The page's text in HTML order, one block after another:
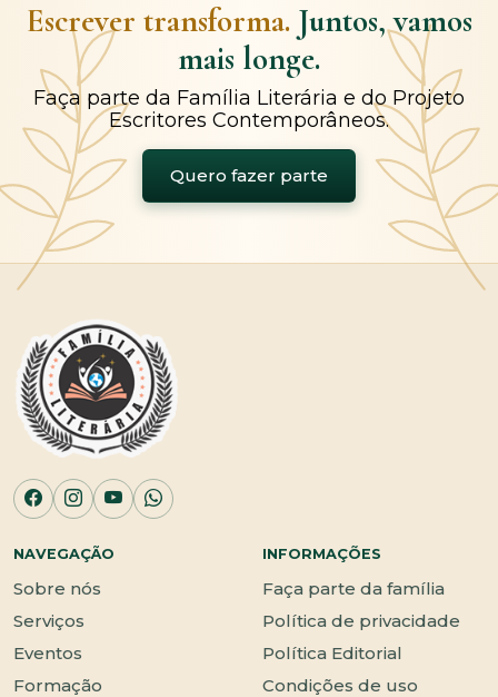
Escrever transforma. Juntos, vamos
mais longe.
Faça parte da Família Literária e do Projeto
Escritores Contemporâneos.
Quero fazer parte
NAVEGAÇÃO
Sobre nós
Serviços
Eventos
Formação
INFORMAÇÕES
Faça parte da família
Política de privacidade
Política Editorial
Condições de uso